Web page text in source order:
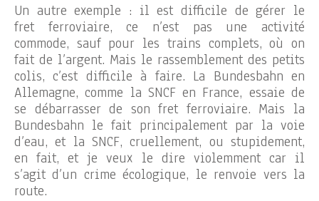
Un autre exemple : il est difficile de gérer le
fret ferroviaire, ce n’est pas une activité
commode, sauf pour les trains complets, où on
fait de l’argent. Mais le rassemblement des petits
colis, c’est difficile à faire. La Bundesbahn en
Allemagne, comme la SNCF en France, essaie de
se débarrasser de son fret ferroviaire. Mais la
Bundesbahn le fait principalement par la voie
d’eau, et la SNCF, cruellement, ou stupidement,
en fait, et je veux le dire violemment car il
s’agit d’un crime écologique, le renvoie vers la
route.